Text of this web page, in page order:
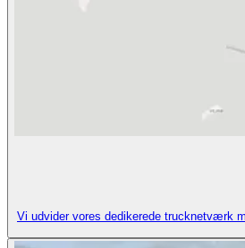
Vi udvider vores dedikerede trucknetværk